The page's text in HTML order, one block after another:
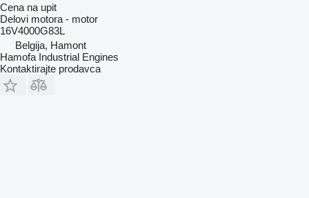
Cena na upit
Delovi motora - motor
16V4000G83L
Belgija, Hamont
Hamofa Industrial Engines
Kontaktirajte prodavca